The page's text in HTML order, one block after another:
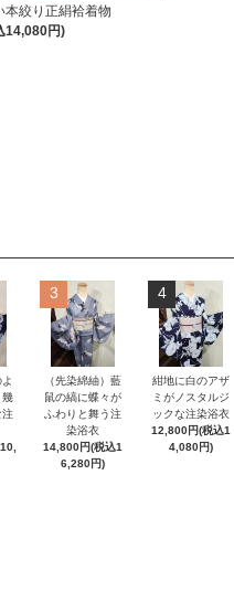
本絞り正絹袷着物
14,080円)
幾
注
3
（先染綿紬）藍
鼠の縞に蝶々が
ふわりと舞う注
染浴衣
14,800円(税込1
6,280円)
4
紺地に白のアザ
ミがノスタルジ
ックな注染浴衣
12,800円(税込1
4,080円)